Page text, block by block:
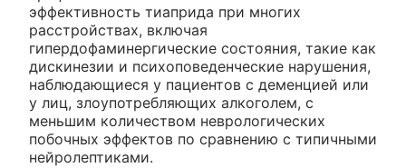
эффективность тиаприда при многих
расстройствах, включая
гипердофаминергические состояния, такие как
дискинезии и психоповеденческие нарушения,
наблюдающиеся у пациентов с деменцией или
у лиц, злоупотребляющих алкоголем, с
меньшим количеством неврологических
побочных эффектов по сравнению с типичными
нейролептиками.